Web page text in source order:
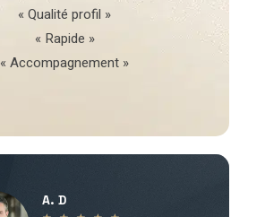
« Qualité profil »
« Rapide »
« Accompagnement »
A. D